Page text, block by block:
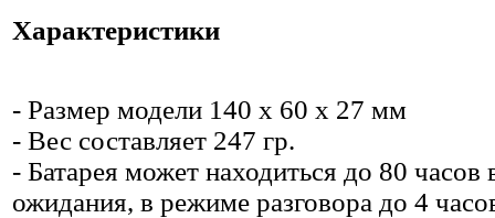
Характеристики
- Размер модели 140 х 60 х 27 мм
- Вес составляет 247 гр.
- Батарея может находиться до 80 часов
ожидания, в режиме разговора до 4